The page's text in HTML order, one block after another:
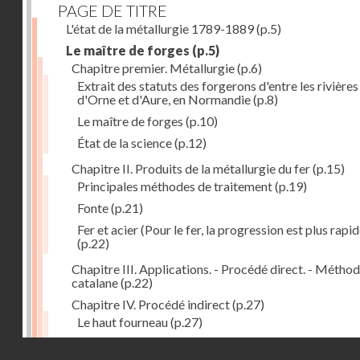
PAGE DE TITRE
L'état de la métallurgie 1789-1889(p.5)
Le maître de forges (p.5)
Chapitre premier. Métallurgie(p.6)
Extrait des statuts des forgerons d'entre les rivières
d'Orne et d'Aure, en Normandie(p.8)
Le maître de forges (p.10)
État de la science(p.12)
Chapitre II. Produits de la métallurgie du fer(p.15)
Principales méthodes de traitement(p.19)
Fonte(p.21)
Fer et acier (Pour le fer, la progression est plus
(p.22)
Chapitre III. Applications. - Procédé direct. -
catalane(p.22)
Chapitre IV. Procédé indirect(p.27)
Le haut fourneau(p.27)